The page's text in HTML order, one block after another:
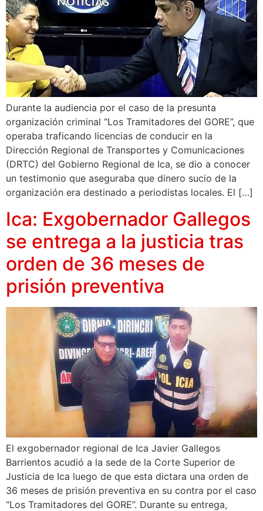
Durante la audiencia por el caso de la presunta
organización criminal “Los Tramitadores del GORE”, que
operaba traficando licencias de conducir en la
Dirección Regional de Transportes y Comunicaciones
(DRTC) del Gobierno Regional de Ica, se dio a conocer
un testimonio que aseguraba que dinero sucio de la
organización era destinado a periodistas locales. El […]
Ica: Exgobernador Gallegos
se entrega a la justicia tras
orden de 36 meses de
prisión preventiva
El exgobernador regional de Ica Javier Gallegos
Barrientos acudió a la sede de la Corte Superior de
Justicia de Ica luego de que esta dictara una orden de
36 meses de prisión preventiva en su contra por el caso
“Los Tramitadores del GORE”. Durante su entrega,